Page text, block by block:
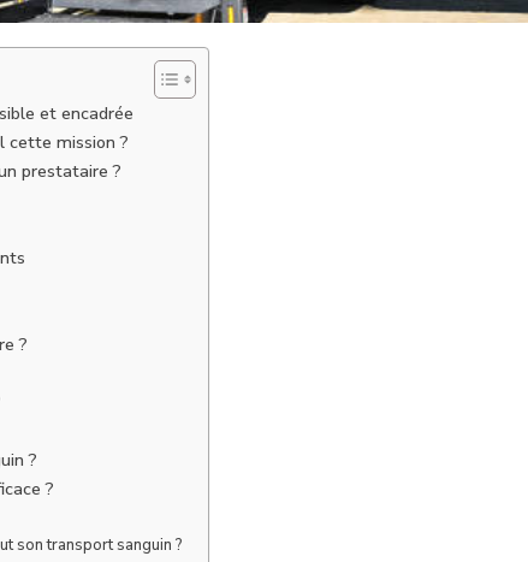
et encadrée
cette mission ?
prestataire ?
?
?
?
son transport sanguin ?